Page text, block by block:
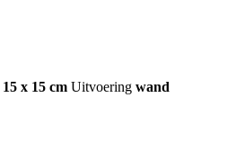
15 x 15 cm Uitvoering wand